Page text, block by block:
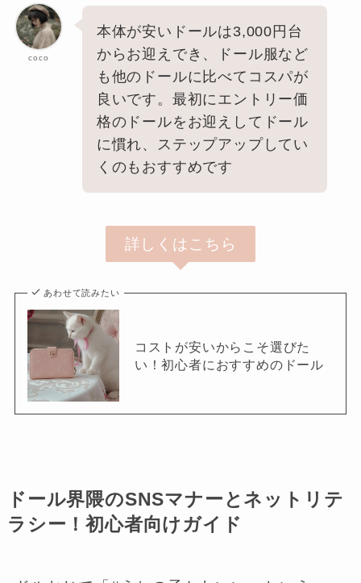
coco
本体が安いドールは3,000円台
からお迎えでき、ドール服など
も他のドールに比べてコスパが
良いです。最初にエントリー価
格のドールをお迎えしてドール
に慣れ、ステップアップしてい
くのもおすすめです
詳しくはこちら
あわせて読みたい
コストが安いからこそ選びた
い！初心者におすすめのドール
ドール界隈のSNSマナーとネットリテ
ラシー！初心者向けガイド